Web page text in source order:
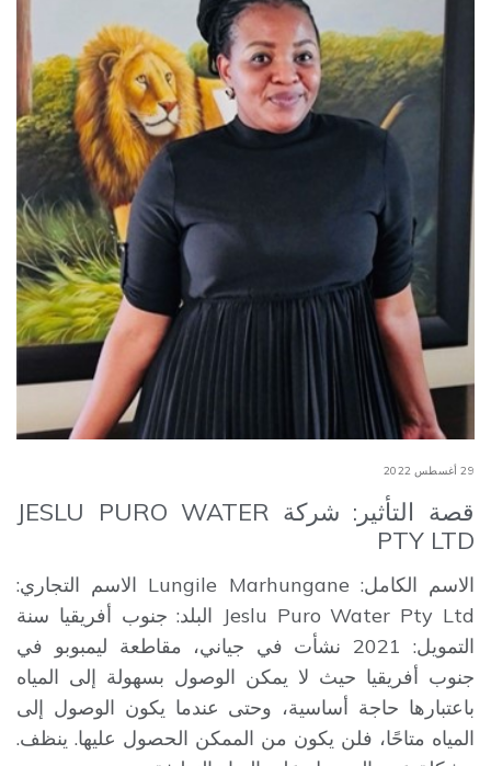
29 أغسطس 2022
قصة التأثير: شركة JESLU PURO WATER
PTY LTD
الاسم الكامل: Lungile Marhungane الاسم التجاري:
Jeslu Puro Water Pty Ltd البلد: جنوب أفريقيا سنة
التمويل: 2021 نشأت في جياني، مقاطعة ليمبوبو في
جنوب أفريقيا حيث لا يمكن الوصول بسهولة إلى المياه
باعتبارها حاجة أساسية، وحتى عندما يكون الوصول إلى
المياه متاحًا، فلن يكون من الممكن الحصول عليها. ينظف.